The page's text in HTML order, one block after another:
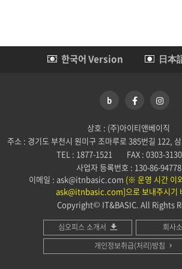
한국어 Version 日本
b
상호 : (주)아이티앤베이직
주소 : 경기도 부천시 원미구 조마루로 385번길 122,
TEL : 1877-1521
FAX : 0303-
사업자 등록번호 : 130-86-94778
이메일 : ask@itnbasic.com (※ 운영 시간 이
ask@itnbasic.com]으로 보내주시기
Copyright© IT&BASIC. All Rights
심오피스 소개서
회사
개인정보취급(처리)방침